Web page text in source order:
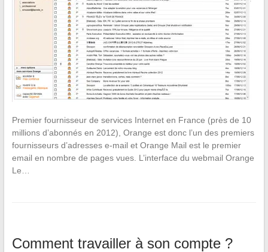
Premier fournisseur de services Internet en France (près de 10
millions d’abonnés en 2012), Orange est donc l’un des premiers
fournisseurs d’adresses e-mail et Orange Mail est le premier
email en nombre de pages vues. L’interface du webmail Orange
Le…
Comment travailler à son compte ?